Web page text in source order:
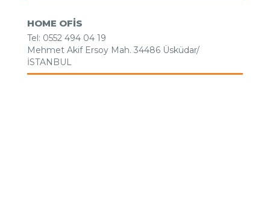
HOME OFİS
Tel: 0552 494 04 19
Mehmet Akif Ersoy Mah. 34486 Üsküdar/
İSTANBUL